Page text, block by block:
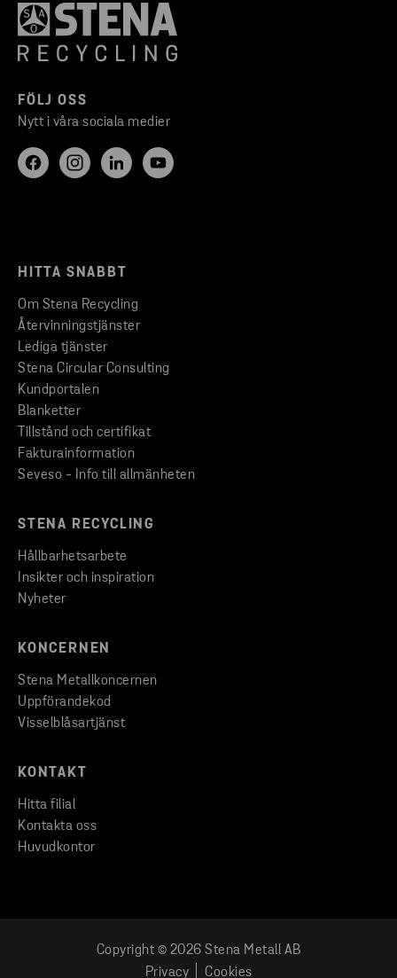
FÖLJ OSS
Nytt i våra sociala medier
HITTA SNABBT
Om Stena Recycling
Återvinningstjänster
Lediga tjänster
Stena Circular Consulting
Kundportalen
Blanketter
Tillstånd och certifikat
Fakturainformation
Seveso - Info till allmänheten
STENA RECYCLING
Hållbarhetsarbete
Insikter och inspiration
Nyheter
KONCERNEN
Stena Metallkoncernen
Uppförandekod
Visselblåsartjänst
KONTAKT
Hitta filial
Kontakta oss
Huvudkontor
Copyright © 2026 Stena Metall AB
Privacy
Cookies